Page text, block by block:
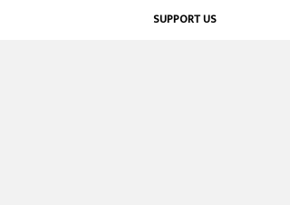
SUPPORT US